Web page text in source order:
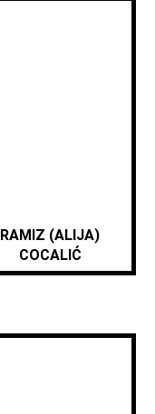
RAMIZ (ALIJA)
COCALIĆ